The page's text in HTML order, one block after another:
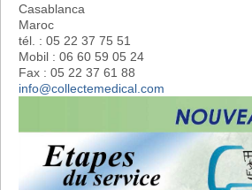
Casablanca
Maroc
tél. : 05 22 37 75 51
Mobil : 06 60 59 05 24
Fax : 05 22 37 61 88
info@collectemedical.com